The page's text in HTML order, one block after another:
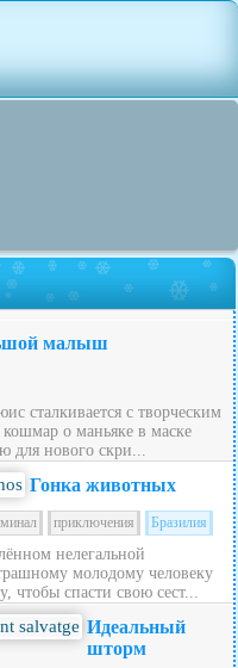
малыш
сталкивается с творческим
о маньяке в маске
для нового скри...
Гонка животных
приключения Бразилия
нелегальной
молодому человеку
чтобы спасти свою сест...
Идеальный
шторм